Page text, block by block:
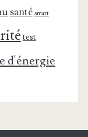
santé smart
test
d'énergie